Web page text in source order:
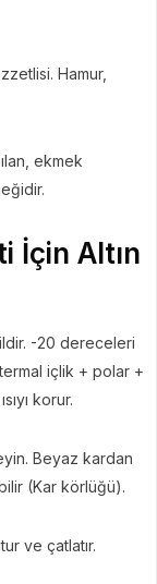
Hamur,
ekmek
İçin Altın
-20 dereceleri
içlik + polar +
korur.
Beyaz kardan
(Kar körlüğü).
ve çatlatır.